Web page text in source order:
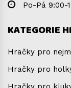
Po-Pá 9:00-
KATEGORIE
Hračky pro
Hračky pro